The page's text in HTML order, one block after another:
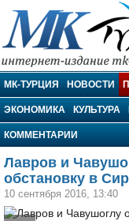
МК-Турция
МК-ТУРЦИЯ НОВОСТИ
ЭКОНОМИКА КУЛЬТУРА
КОММЕНТАРИИ
Лавров и
обстановку в
10 сентября 2016, 13:40